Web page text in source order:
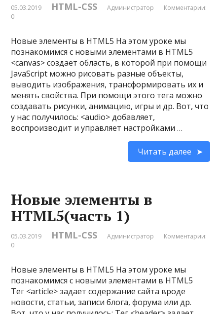
05.03.2019 HTML-CSS Администратор
Комментарии:
0
Новые элементы в HTML5 На этом уроке мы
познакомимся с новыми элементами в HTML5
<canvas> создает область, в которой при помощи
JavaScript можно рисовать разные объекты,
выводить изображения, трансформировать их и
менять свойства. При помощи этого тега можно
создавать рисунки, анимацию, игры и др. Вот, что
у нас получилось: <audio> добавляет,
воспроизводит и управляет настройками …
Читать далее
Новые элементы в
HTML5(часть 1)
05.03.2019 HTML-CSS Администратор
Комментарии:
0
Новые элементы в HTML5 На этом уроке мы
познакомимся с новыми элементами в HTML5
Тег <article> задает содержание сайта вроде
новости, статьи, записи блога, форума или др.